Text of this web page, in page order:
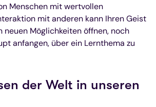
Menschen mit wertvollen
mit anderen kann Ihren Geist
neuen Möglichkeiten öffnen, noch
anfangen, über ein Lernthema zu
der Welt in unseren